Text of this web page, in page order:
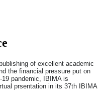
of excellent academic
the financial pressure put on
pandemic, IBIMA is
prsentation in its 37th IBIMA